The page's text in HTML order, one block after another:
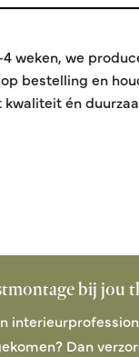
weken, we
bestelling en
én
bij jou
Dan